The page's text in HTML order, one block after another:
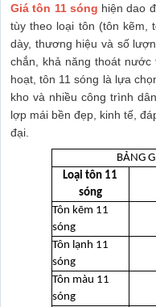
Giá tôn 11 sóng hiện dao
tùy theo loại tôn (tôn kẽm,
dày, thương hiệu và số
chắn, khả năng thoát
hoạt, tôn 11 sóng là lựa
kho và nhiều công trình
lợp mái bền đẹp, kinh tế,
đại.
BẢNG
Loại tôn 11
sóng
Tôn kẽm 11
sóng
Tôn lạnh 11
sóng
Tôn màu 11
sóng